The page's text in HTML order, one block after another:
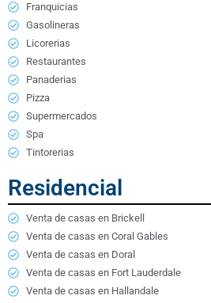
Franquicias
Gasolineras
Licorerias
Restaurantes
Panaderias
Pizza
Supermercados
Spa
Tintorerias
Residencial
Venta de casas en Brickell
Venta de casas en Coral Gables
Venta de casas en Doral
Venta de casas en Fort Lauderdale
Venta de casas en Hallandale